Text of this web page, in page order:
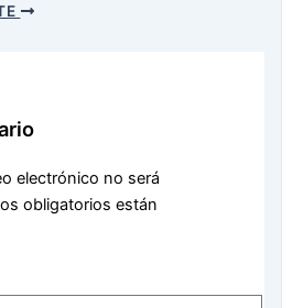
electrónico no será
obligatorios están